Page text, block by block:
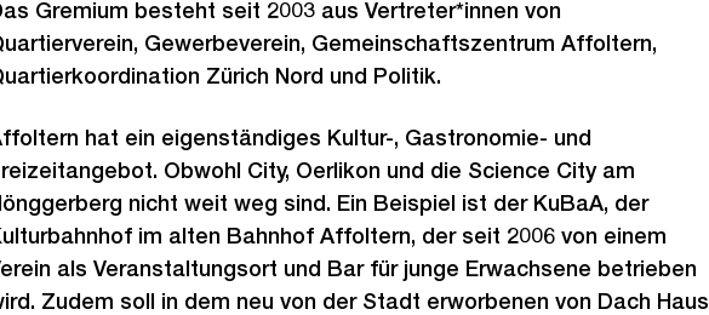
Gremium besteht seit 2003 aus Vertreter*innen von
Gewerbeverein, Gemeinschaftszentrum Affoltern,
Zürich Nord und Politik.
hat ein eigenständiges Kultur-, Gastronomie- und
Obwohl City, Oerlikon und die Science City am
nicht weit weg sind. Ein Beispiel ist der KuBaA, der
im alten Bahnhof Affoltern, der seit 2006 von einem
als Veranstaltungsort und Bar für junge Erwachsene betrieben
Zudem soll in dem neu von der Stadt erworbenen von Dach Haus